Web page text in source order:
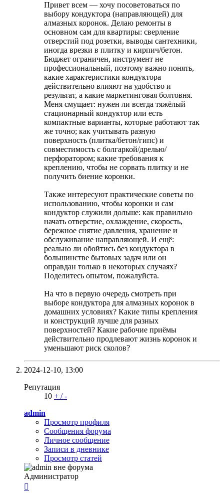
Привет всем — хочу посоветоваться по
выбору кондуктора (направляющей) для
алмазных коронок. Делаю ремонты в
основном сам для квартиры: сверление
отверстий под розетки, выводы сантехники,
иногда врезки в плитку и кирпич/бетон.
Бюджет ограничен, инструмент не
профессиональный, поэтому важно понять,
какие характеристики кондуктора
действительно влияют на удобство и
результат, а какие маркетинговая болтовня.
Меня смущает: нужен ли всегда тяжёлый
стационарный кондуктор или есть
компактные варианты, которые работают так
же точно; как учитывать разную
поверхность (плитка/бетон/гипс) и
совместимость с болгаркой/дрелью/
перфоратором; какие требования к
креплению, чтобы не сорвать плитку и не
получить биение коронки.
Также интересуют практические советы по
использованию, чтобы коронки и сам
кондуктор служили дольше: как правильно
начать отверстие, охлаждение, скорость,
бережное снятие давления, хранение и
обслуживание направляющей. И ещё:
реально ли обойтись без кондуктора в
большинстве бытовых задач или он
оправдан только в некоторых случаях?
Поделитесь опытом, пожалуйста.
На что в первую очередь смотреть при
выборе кондуктора для алмазных коронок в
домашних условиях? Какие типы крепления
и конструкций лучше для разных
поверхностей? Какие рабочие приёмы
действительно продлевают жизнь коронок и
уменьшают риск сколов?
2024-12-10, 13:00
Репутация
10 + /-
admin
Просмотр профиля
Сообщения форума
Личное сообщение
Записи в дневнике
Просмотр статей
Администратор
